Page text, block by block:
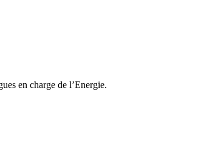
en charge de l’Energie.